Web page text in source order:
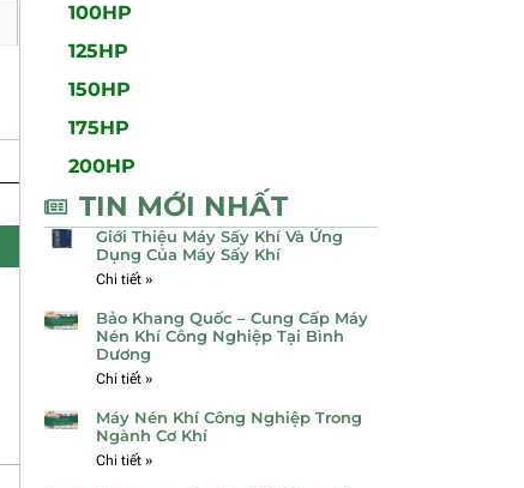
100HP
125HP
150HP
175HP
200HP
TIN MỚI NHẤT
Giới Thiệu Máy Sấy Khí Và Ứng
Dụng Của Máy Sấy Khí
Chi tiết »
Bảo Khang Quốc – Cung Cấp Máy
Nén Khí Công Nghiệp Tại Bình
Dương
Chi tiết »
Máy Nén Khí Công Nghiệp Trong
Ngành Cơ Khí
Chi tiết »